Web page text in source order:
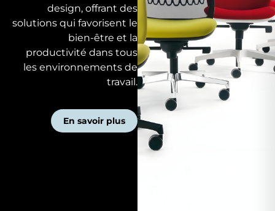
design, offrant des
solutions qui favorisent le
bien-être et la
productivité dans tous
les environnements de
travail.
En savoir plus